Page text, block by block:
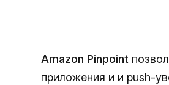
Amazon Pinpoint
приложения и и push-